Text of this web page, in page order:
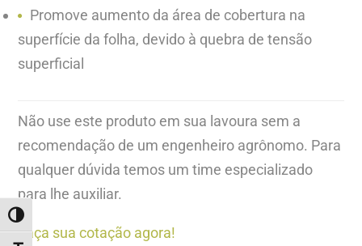
ALTERNAR ALTO CONTRASTE
Promove aumento da área de cobertura na
superfície da folha, devido à quebra de tensão
superficial
Não use este produto em sua lavoura sem a
recomendação de um engenheiro agrônomo. Para
qualquer dúvida temos um time especializado
para lhe auxiliar.
Faça sua cotação agora!